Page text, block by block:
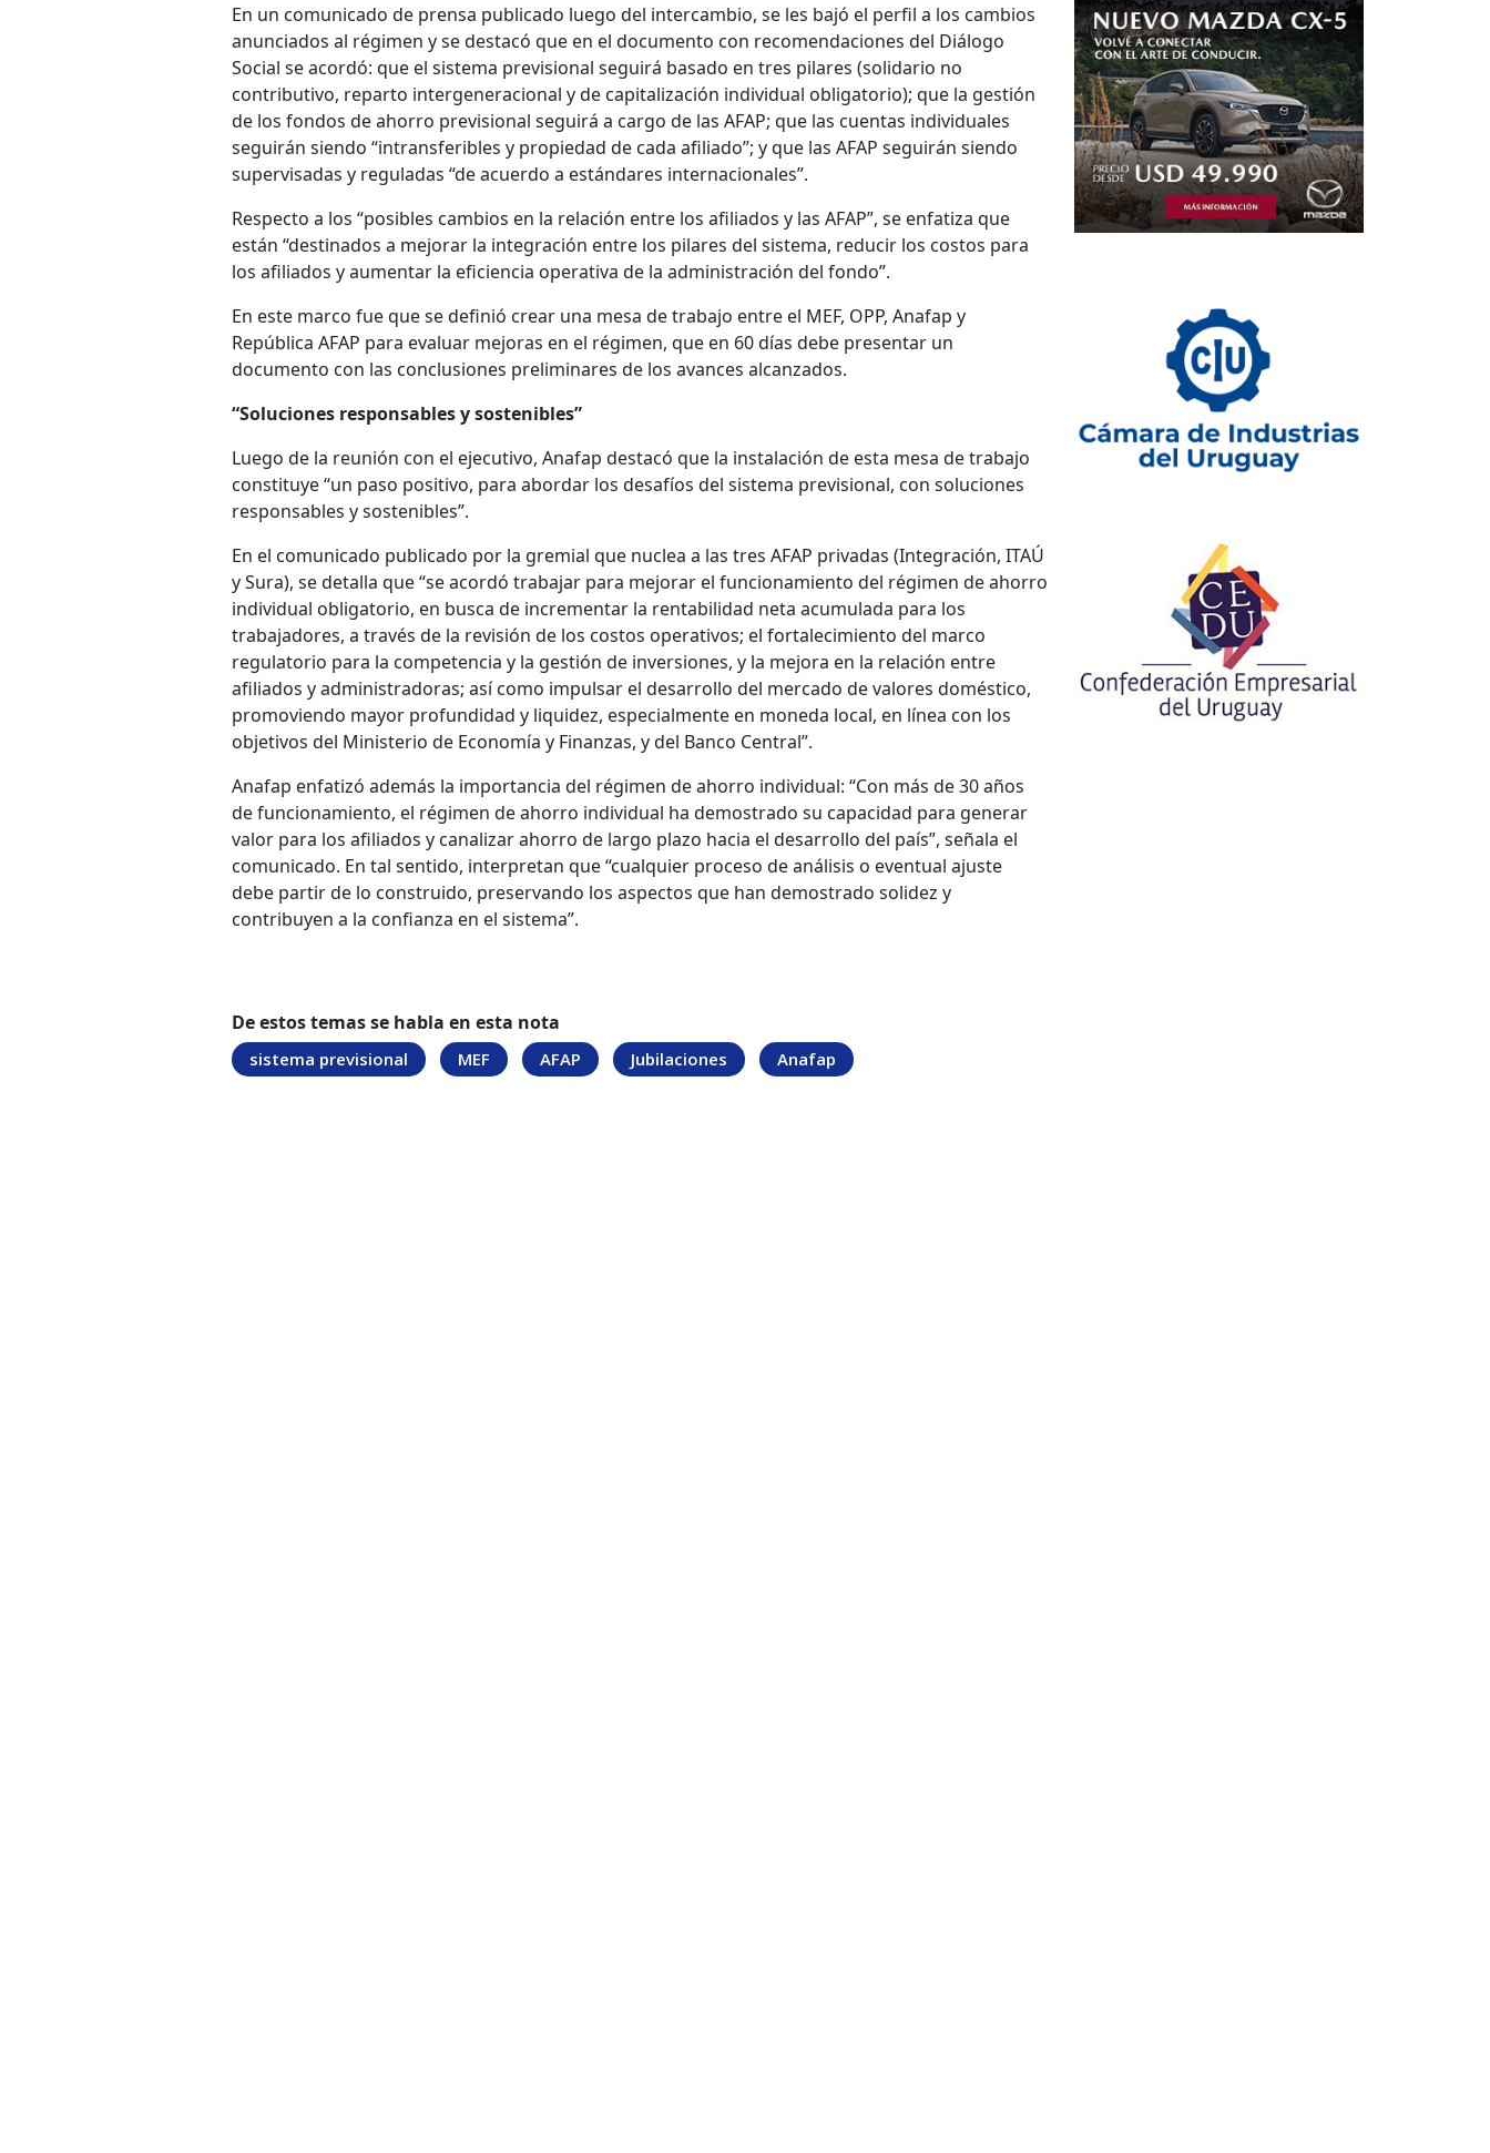
En un comunicado de prensa publicado luego del intercambio, se les bajó el perfil a los cambios
anunciados al régimen y se destacó que en el documento con recomendaciones del Diálogo
Social se acordó: que el sistema previsional seguirá basado en tres pilares (solidario no
contributivo, reparto intergeneracional y de capitalización individual obligatorio); que la gestión
de los fondos de ahorro previsional seguirá a cargo de las AFAP; que las cuentas individuales
seguirán siendo “intransferibles y propiedad de cada afiliado”; y que las AFAP seguirán siendo
supervisadas y reguladas “de acuerdo a estándares internacionales”.
Respecto a los “posibles cambios en la relación entre los afiliados y las AFAP”, se enfatiza que
están “destinados a mejorar la integración entre los pilares del sistema, reducir los costos para
los afiliados y aumentar la eficiencia operativa de la administración del fondo”.
En este marco fue que se definió crear una mesa de trabajo entre el MEF, OPP, Anafap y
República AFAP para evaluar mejoras en el régimen, que en 60 días debe presentar un
documento con las conclusiones preliminares de los avances alcanzados.
“Soluciones responsables y sostenibles”
Luego de la reunión con el ejecutivo, Anafap destacó que la instalación de esta mesa de trabajo
constituye “un paso positivo, para abordar los desafíos del sistema previsional, con soluciones
responsables y sostenibles”.
En el comunicado publicado por la gremial que nuclea a las tres AFAP privadas (Integración, ITAÚ
y Sura), se detalla que “se acordó trabajar para mejorar el funcionamiento del régimen de ahorro
individual obligatorio, en busca de incrementar la rentabilidad neta acumulada para los
trabajadores, a través de la revisión de los costos operativos; el fortalecimiento del marco
regulatorio para la competencia y la gestión de inversiones, y la mejora en la relación entre
afiliados y administradoras; así como impulsar el desarrollo del mercado de valores doméstico,
promoviendo mayor profundidad y liquidez, especialmente en moneda local, en línea con los
objetivos del Ministerio de Economía y Finanzas, y del Banco Central”.
Anafap enfatizó además la importancia del régimen de ahorro individual: “Con más de 30 años
de funcionamiento, el régimen de ahorro individual ha demostrado su capacidad para generar
valor para los afiliados y canalizar ahorro de largo plazo hacia el desarrollo del país”, señala el
comunicado. En tal sentido, interpretan que “cualquier proceso de análisis o eventual ajuste
debe partir de lo construido, preservando los aspectos que han demostrado solidez y
contribuyen a la confianza en el sistema”.
De estos temas se habla en esta nota
sistema previsional MEF AFAP Jubilaciones Anafap